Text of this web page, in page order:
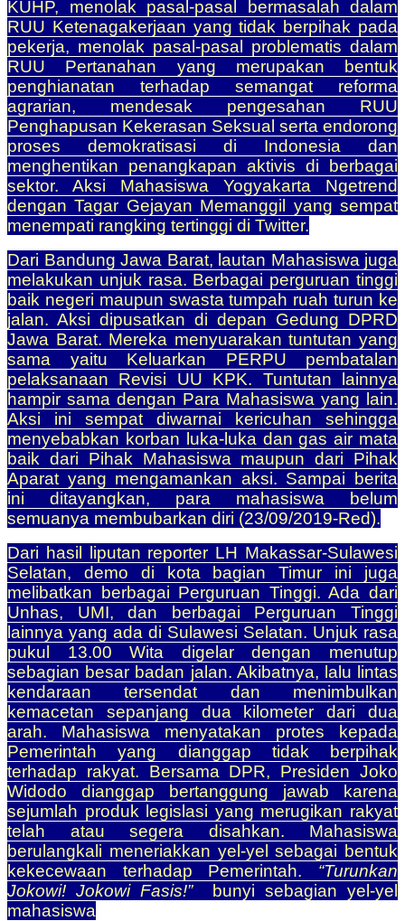
KUHP, menolak pasal-pasal bermasalah dalam
RUU Ketenagakerjaan yangtidak berpihak pada
pekerja, menolak pasal-pasal problematis dalam
RUU Pertanahan yang merupakan bentuk
penghianatan terhadap semangat reforma
agrarian, mendesak pengesahan RUU
Penghapusan Kekerasan Seksual serta endorong
proses demokratisasi di Indonesia dan
menghentikan penangkapan aktivis di berbagai
sektor. Aksi Mahasiswa Yogyakarta Ngetrend
dengan Tagar Gejayan Memanggil yang sempat
menempati rangking tertinggi di Twitter.
Dari Bandung Jawa Barat, lautan Mahasiswa juga
melakukan unjuk rasa. Berbagai perguruan tinggi
baik negeri maupun swasta tumpah ruah turun ke
jalan. Aksi dipusatkan di depan Gedung DPRD
Jawa Barat. Mereka menyuarakan tuntutan yang
sama yaitu Keluarkan PERPU pembatalan
pelaksanaan Revisi UU KPK. Tuntutan lainnya
hampir sama dengan Para Mahasiswa yang lain.
Aksi ini sempat diwarnai kericuhan sehingga
menyebabkan korban luka-luka dan gas air mata
baik dari Pihak Mahasiswa maupun dari Pihak
Aparat yang mengamankan aksi. Sampai berita
ini ditayangkan, para mahasiswa belum
semuanya membubarkan diri (23/09/2019-Red).
Dari hasil liputan reporter LH Makassar-Sulawesi
Selatan, demo di kota bagian Timur ini juga
melibatkan berbagai Perguruan Tinggi. Ada dari
Unhas, UMI, dan berbagai Perguruan Tinggi
lainnya yang ada di Sulawesi Selatan. Unjuk rasa
pukul 13.00 Wita digelar dengan menutup
sebagian besar badan jalan. Akibatnya, lalu lintas
kendaraan tersendat dan menimbulkan
kemacetan sepanjang dua kilometer dari dua
arah. Mahasiswa menyatakan protes kepada
Pemerintah yang dianggap tidak berpihak
terhadap rakyat. Bersama DPR, Presiden Joko
Widodo dianggap bertanggung jawab karena
sejumlah produk legislasi yang merugikan rakyat
telah atau segera disahkan. Mahasiswa
berulangkali meneriakkan yel-yel sebagai bentuk
kekecewaan terhadap Pemerintah. “Turunkan
Jokowi! Jokowi Fasis!”bunyi sebagian yel-yel
mahasiswa